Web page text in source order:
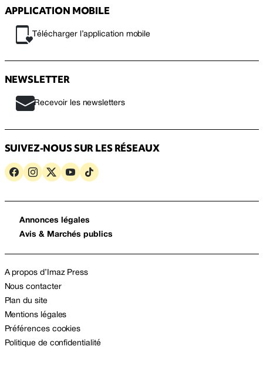
APPLICATION MOBILE
Télécharger l’application mobile
NEWSLETTER
Recevoir les newsletters
SUIVEZ-NOUS SUR LES RÉSEAUX
Annonces légales
Avis & Marchés publics
A propos d’Imaz Press
Nous contacter
Plan du site
Mentions légales
Préférences cookies
Politique de confidentialité